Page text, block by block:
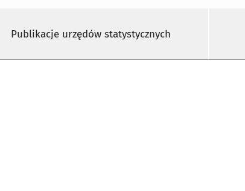
Publikacje urzędów statystycznych